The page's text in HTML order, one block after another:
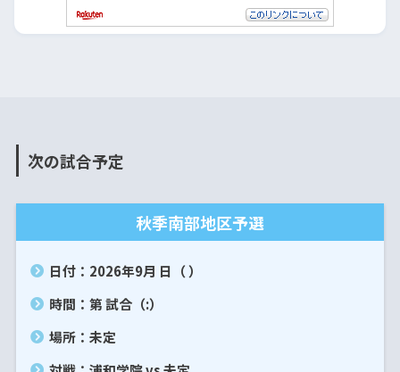
次の試合予定
秋季南部地区予選
日付：2026年9月 日（ ）
時間：第 試合（:）
場所：未定